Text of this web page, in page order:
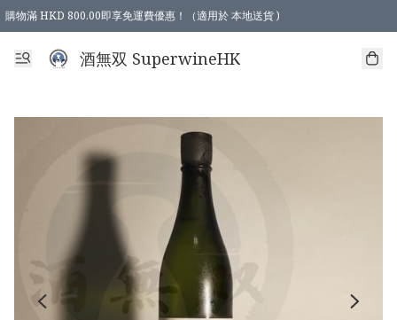
購物滿 HKD 800.00即享免運費優惠！（適用於 本地送貨 )
酒無双 SuperwineHK